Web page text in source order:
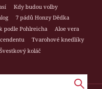
Kdy budou volby
7 pádů Honzy Dědka
podle Pohlreicha
Aloe vera
Tvarohové knedlíky
Švestkový koláč